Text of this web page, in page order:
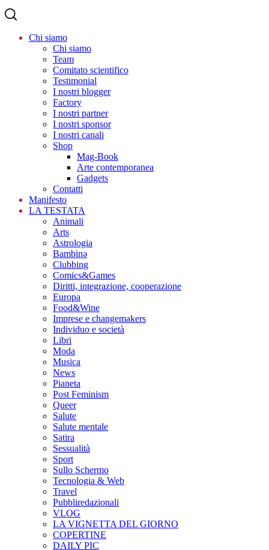
Chi siamo
Chi siamo
Team
Comitato scientifico
Testimonial
I nostri blogger
Factory
I nostri partner
I nostri sponsor
I nostri canali
Shop
Mag-Book
Arte contemporanea
Gadgets
Contatti
Manifesto
LA TESTATA
Animali
Arts
Astrologia
Bambinə
Clubbing
Comics&Games
Diritti, integrazione, cooperazione
Europa
Food&Wine
Imprese e changemakers
Individuo e società
Libri
Moda
Musica
News
Pianeta
Post Feminism
Queer
Salute
Salute mentale
Satira
Sessualità
Sport
Sullo Schermo
Tecnologia & Web
Travel
Pubbliredazionali
VLOG
LA VIGNETTA DEL GIORNO
COPERTINE
DAILY PIC